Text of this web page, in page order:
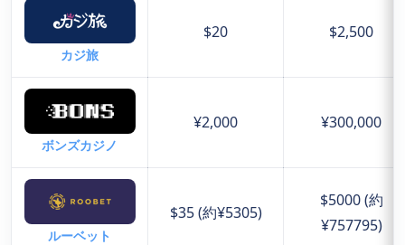
カジ旅
$20 $2,500
ボンズカジノ
¥2,000 ¥300,000
ルーベット
$35 (約¥5305)
$5000 (約
¥757795)